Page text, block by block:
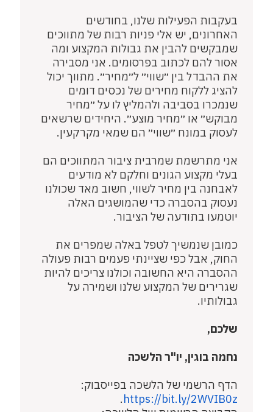
בעקבות הפעילות שלנו, בחודשים
האחרונים, יש אלי פניות רבות של מתווכים
שמבקשים להבין את גבולות המקצוע ומה
אסור להם לכתוב בפרסומים. אני מסבירה
את ההבדל בין ״שווי״ ל״מחיר״. מתווך יכול
להציג ללקוח מחירים של נכסים דומים
שנמכרו בסביבה ולהמליץ לו על ״מחיר
מבוקש״ או ״מחיר מוצע״. היחידים שרשאים
לעסוק במונח ״שווי״ הם שמאי מקרקעין.
אני מתרשמת שמרבית ציבור המתווכים הם
בעלי מקצוע הגונים וחלקם לא מודעים
לאבחנה בין מחיר לשווי, חשוב מאד שכולנו
נעסוק בהסברה כדי שהמושגים האלה
יוטמעו בתודעה של הציבור.
כמובן שנמשיך לטפל באלה שמפרים את
החוק, אבל כפי שציינתי פעמים רבות פעולה
ההסברה היא החשובה וכולנו צריכים להיות
שגרירים של המקצוע שלנו ושמירה על
גבולותיו.
שלכם,
נחמה בוגין, יו"ר הלשכה
הדף הרשמי של הלשכה בפייסבוק:
https://bit.ly/2WVIB0z
.